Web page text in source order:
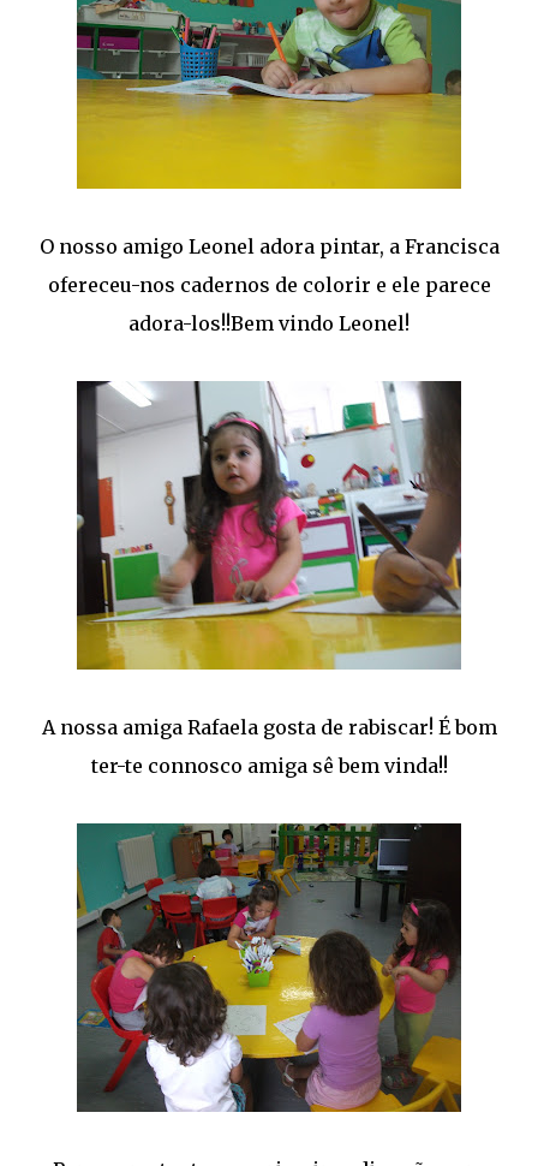
O nosso amigo Leonel adora pintar, a Francisca
ofereceu-nos cadernos de colorir e ele parece
adora-los!!Bem vindo Leonel!
A nossa amiga Rafaela gosta de rabiscar! É bom
ter-te connosco amiga sê bem vinda!!